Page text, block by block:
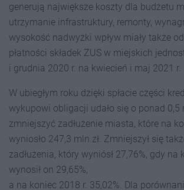
generują największe koszty dla budżetu
utrzymanie infrastruktury, remonty,
wysokość nadwyżki wpływ miały także
płatności składek ZUS w miejskich
i grudnia 2020 r. na kwiecień i maj 2021 r.
W ubiegłym roku dzięki spłacie części
wykupowi obligacji udało się o ponad 0,5
zmniejszyć zadłużenie miasta, które na
wyniosło 247,3 mln zł. Zmniejszył się
zadłużenia, który wyniósł 27,76%, gdy na
wynosił on 29,65%,
a na koniec 2018 r. 35,02%. Dla